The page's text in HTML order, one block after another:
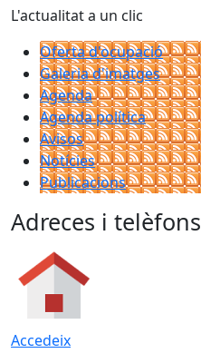
L'actualitat a un clic
Oferta d'ocupació
Galeria d'imatges
Agenda
Agenda política
Avisos
Notícies
Publicacions
Adreces i telèfons
Accedeix